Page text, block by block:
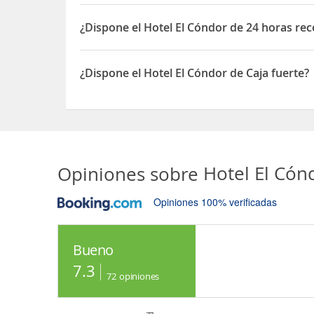
El Hotel El Cóndor está situado en Santo
¿Dispone el Hotel El Cóndor de 24 horas
Sí, el Hotel El Cóndor dispone de 24 horas
¿Dispone el Hotel El Cóndor de Caja fuerte?
Opiniones sobre Hotel El
Opiniones 100% verificadas
Bueno
7.3 72 opiniones